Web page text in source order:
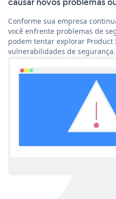
Conforme sua empresa
você enfrente problemas de
podem tentar explorar Product
vulnerabilidades de segurança.